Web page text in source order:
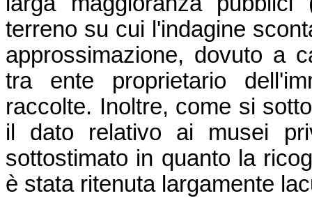
terreno su cui l'indagine
approssimazione, dovuto a
tra ente proprietario
raccolte. Inoltre, come si
il dato relativo ai musei
sottostimato in quanto la
è stata ritenuta largamente